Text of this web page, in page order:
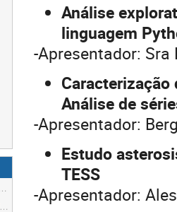
Análise
linguagem
-Apresentador:
Análise de
-Apresentador:
Estudo
TESS
-Apresentador: